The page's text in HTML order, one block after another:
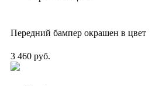
Передний бампер окрашен в цвет
3 460 руб.